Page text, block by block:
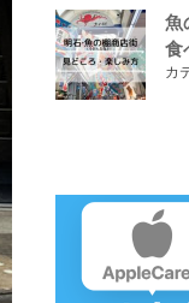
魚
食
カ